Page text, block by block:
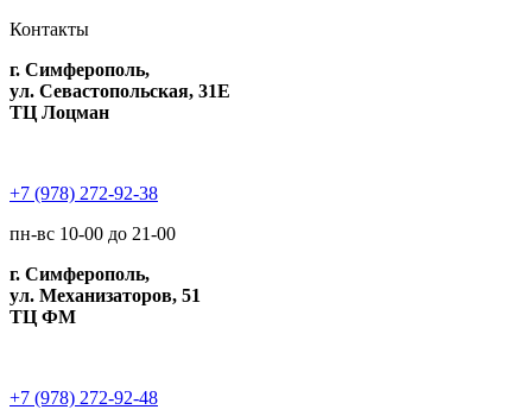
Контакты
г. Симферополь,
ул. Севастопольская, 31Е
ТЦ Лоцман
+7 (978) 272-92-38
пн-вс 10-00 до 21-00
г. Симферополь,
ул. Механизаторов, 51
ТЦ ФМ
+7 (978) 272-92-48